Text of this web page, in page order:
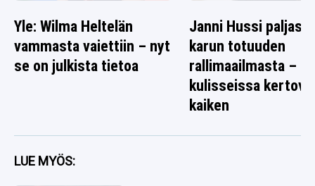
Yle: Wilma Heltelän
vammasta vaiettiin – nyt
se on julkista tietoa
Janni Hussi paljasti
karun totuuden
rallimaailmasta –
kulisseissa
kaiken
LUE MYÖS: